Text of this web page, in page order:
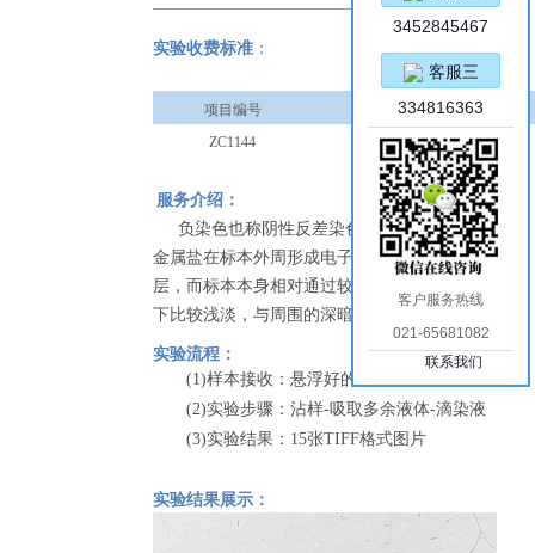
实验收费标准 ：
项目编号
项目名称
ZC1144
负染（电镜）
服务介绍：
负染色也称阴性反差染色，是用高密度的重
金属盐在标本外周形成电子不能穿透的包围
层，而标本本身相对通过较多的电子，在电镜
下比较浅淡，与周围的深暗背景形成反差。
实验流程：
(1)样本接收：悬浮好的液体
(2)实验步骤：沾样-吸取多余液体-滴染液
(3)实验结果：15张TIFF格式图片
实验结果展示：
3452845467
客服三
334816363
客户服务热线
021-65681082
联系我们